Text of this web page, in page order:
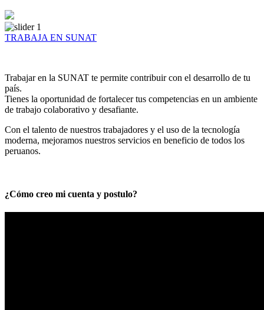
TRABAJA EN SUNAT
Trabajar en la SUNAT te permite contribuir con el desarrollo de tu
país.
Tienes la oportunidad de fortalecer tus competencias en un ambiente
de trabajo colaborativo y desafiante.
Con el talento de nuestros trabajadores y el uso de la tecnología
moderna, mejoramos nuestros servicios en beneficio de todos los
peruanos.
¿Cómo creo mi cuenta y postulo?